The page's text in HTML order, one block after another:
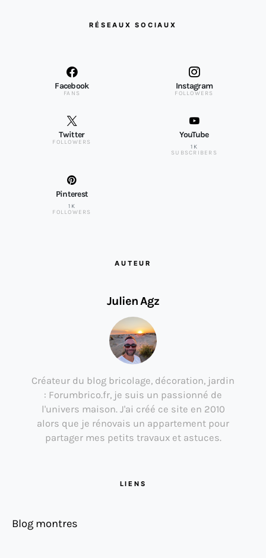
RÉSEAUX SOCIAUX
Facebook
FANS
Instagram
FOLLOWERS
Twitter
FOLLOWERS
YouTube
1K
SUBSCRIBERS
Pinterest
1K
FOLLOWERS
AUTEUR
Julien Agz
Créateur du blog bricolage, décoration, jardin
: Forumbrico.fr, je suis un passionné de
l'univers maison. J'ai créé ce site en 2010
alors que je rénovais un appartement pour
partager mes petits travaux et astuces.
LIENS
Blog montres